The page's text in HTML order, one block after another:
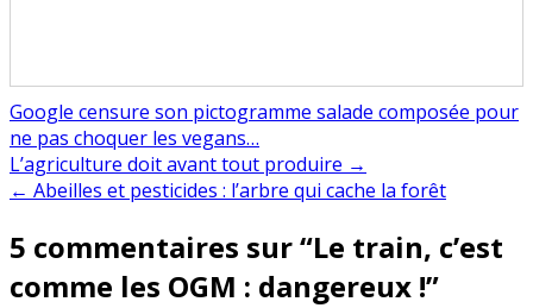
Google censure son pictogramme salade composée pour
ne pas choquer les vegans…
Navigation
de
l’article
L’agriculture doit avant tout produire →
← Abeilles et pesticides : l’arbre qui cache la forêt
5 commentaires sur “Le train, c’est
comme les OGM : dangereux !”